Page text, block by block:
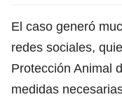
El caso generó
redes sociales,
Protección Animal
medidas